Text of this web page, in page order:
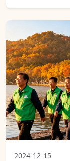
2024-12-15